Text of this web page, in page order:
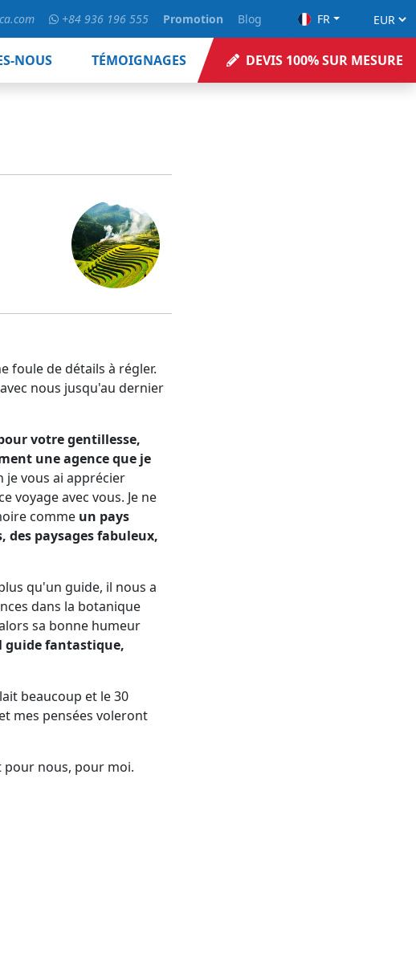
+84 936 196 555 Promotion Blog FR
NOUS TÉMOIGNAGES DEVIS 100% SUR MESURE
foule de détails à régler.
nous jusqu'au dernier
votre gentillesse,
une agence que je
je vous ai apprécier
voyage avec vous. Je ne
comme un pays
paysages fabuleux,
qu'un guide, il nous a
dans la botanique
sa bonne humeur
guide fantastique,
beaucoup et le 30
mes pensées voleront
nous, pour moi.